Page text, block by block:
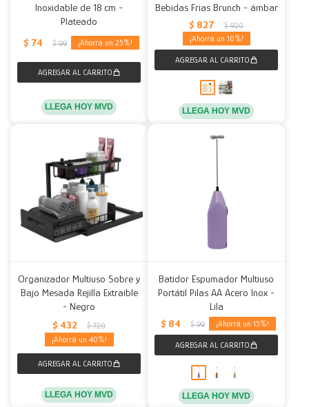
Inoxidable de 18 cm -
Plateado
$ 74 $ 99 25
LLEGA HOY MVD
Bebidas Frias Brunch - ámbar
$ 827 $ 920
10
LLEGA HOY MVD
Organizador Multiuso Sobre y
Bajo Mesada Rejilla Extraíble
- Negro
$ 432 $ 720
40
LLEGA HOY MVD
Batidor Espumador Multiuso
Portátil Pilas AA Acero Inox -
Lila
$ 84 $ 99 15
LLEGA HOY MVD